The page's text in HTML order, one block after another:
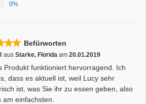
0%
Befürworten
aus Starke, Florida am 20.01.2019
Produkt funktioniert hervorragend. Ich
dass es aktuell ist, weil Lucy sehr
ist, was Sie ihr zu essen geben, also
am einfachsten.